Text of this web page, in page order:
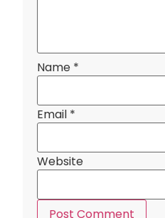
Name *
Email *
Website